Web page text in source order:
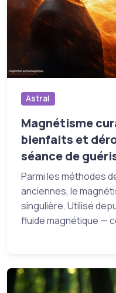
Astral
Magnétisme
bienfaits et
séance de
Parmi les méthodes
anciennes, le
singulière. Utilisé
fluide magnétique —